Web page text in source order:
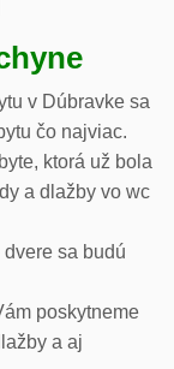
v Dúbravke sa
čo najviac.
ktorá už bola
a dlažby vo wc
sa budú
poskytneme
a aj